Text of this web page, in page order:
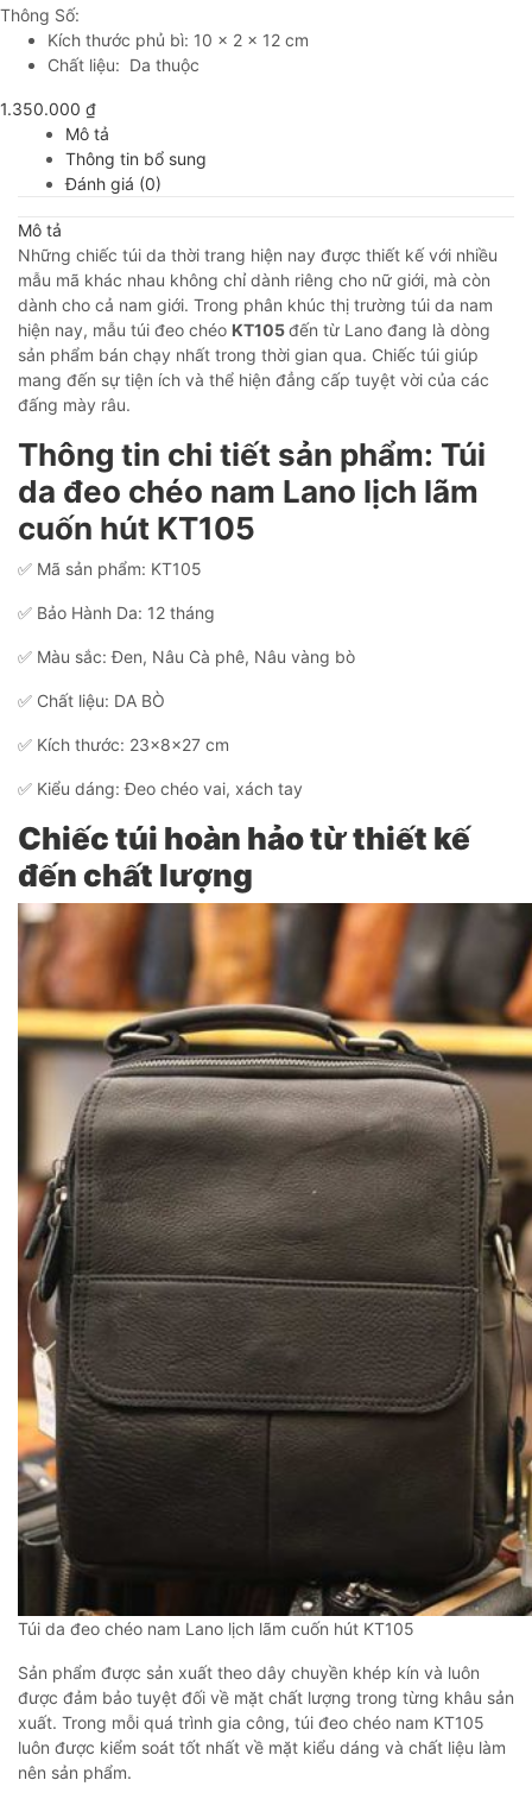
Thông Số:
Kích thước phủ bì: 10 x 2 x 12 cm
Chất liệu: Da thuộc
1.350.000 ₫
Mô tả
Thông tin bổ sung
Đánh giá (0)
Mô tả
Những chiếc túi da thời trang hiện nay được thiết kế với nhiều
mẫu mã khác nhau không chỉ dành riêng cho nữ giới, mà còn
dành cho cả nam giới. Trong phân khúc thị trường túi da nam
hiện nay, mẫu túi đeo chéo KT105đến từ Lano đang là dòng
sản phẩm bán chạy nhất trong thời gian qua. Chiếc túi giúp
mang đến sự tiện ích và thể hiện đẳng cấp tuyệt vời của các
đấng mày râu.
Thông tin chi tiết sản phẩm: Túi
da đeo chéo nam Lano lịch lãm
cuốn hút KT105
✅ Mã sản phẩm: KT105
✅ Bảo Hành Da: 12 tháng
✅ Màu sắc: Đen, Nâu Cà phê, Nâu vàng bò
✅ Chất liệu: DA BÒ
✅ Kích thước: 23x8x27 cm
✅ Kiểu dáng: Đeo chéo vai, xách tay
Chiếc túi hoàn hảo từ thiết kế
đến chất lượng
Túi da đeo chéo nam Lano lịch lãm cuốn hút KT105
Sản phẩm được sản xuất theo dây chuyền khép kín và luôn
được đảm bảo tuyệt đối về mặt chất lượng trong từng khâu sản
xuất. Trong mỗi quá trình gia công, túi đeo chéo nam KT105
luôn được kiểm soát tốt nhất về mặt kiểu dáng và chất liệu làm
nên sản phẩm.